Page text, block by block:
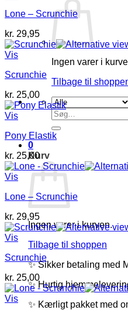
Ingen varer i
Tilbage til
Søg
efter:
0
Kurv
Ingen varer i kurven.
Tilbage til shoppen
✨ Sikker betaling med
✨ Hurtig
✨ Kærligt pakket med
Lone – Scrunchie
kr. 29,95
Vis
Scrunchie
kr. 25,00
Vis
Pony Elastik
kr. 25,00
Vis
Lone – Scrunchie
kr. 29,95
Vis
Scrunchie
kr. 25,00
Vis